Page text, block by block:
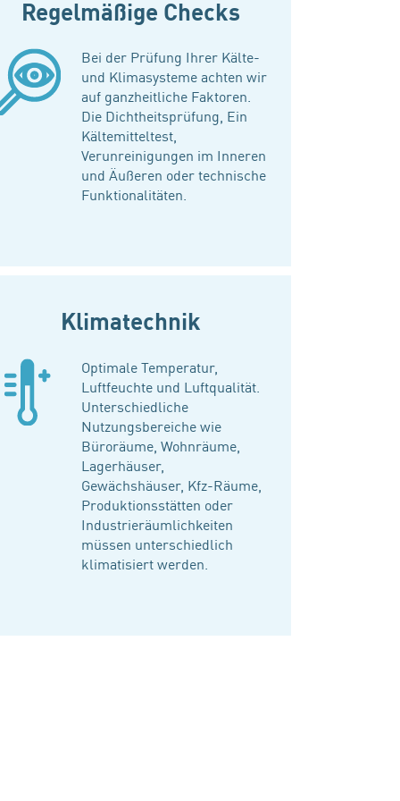
Regelmäßige Checks
Bei der Prüfung Ihrer Kälte-
und Klimasysteme achten wir
auf ganzheitliche Faktoren.
Die Dichtheitsprüfung, Ein
Kältemitteltest,
Verunreinigungen im Inneren
und Äußeren oder technische
Funktionalitäten.
Klimatechnik
Optimale Temperatur,
Luftfeuchte und Luftqualität.
Unterschiedliche
Nutzungsbereiche wie
Büroräume, Wohnräume,
Lagerhäuser,
Gewächshäuser, Kfz-Räume,
Produktionsstätten oder
Industrieräumlichkeiten
müssen unterschiedlich
klimatisiert werden.